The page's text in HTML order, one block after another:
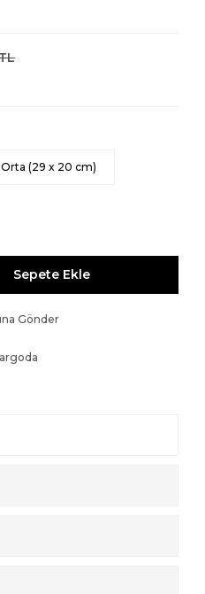
Orta (29 x 20 cm)
Sepete Ekle
Gönder